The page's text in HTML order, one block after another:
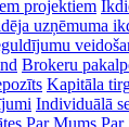
projektiem
uzņēmuma
Brokeru
Kapitāla
Individuālā
Par Mums Par